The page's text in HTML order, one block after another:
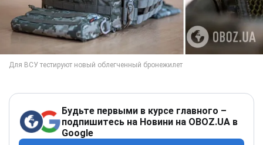
Будьте первыми в курсе главного –
подпишитесь на Новини на OBOZ.UA в
Google